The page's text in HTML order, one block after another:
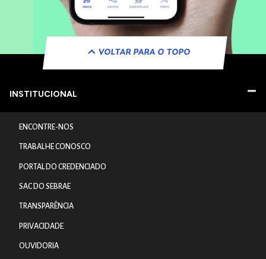
VOLTAR PARA O TOPO
INSTITUCIONAL
ENCONTRE-NOS
TRABALHE CONOSCO
PORTAL DO CREDENCIADO
SAC DO SEBRAE
TRANSPARÊNCIA
PRIVACIDADE
OUVIDORIA